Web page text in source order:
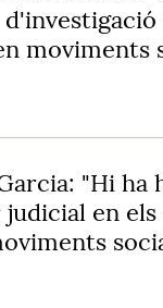
moviments
"Hi ha
en els